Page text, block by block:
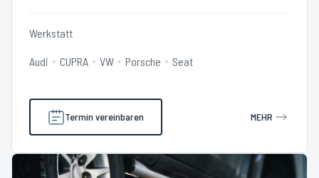
Werkstatt
Audi CUPRA VW Porsche Seat
Termin vereinbaren MEHR